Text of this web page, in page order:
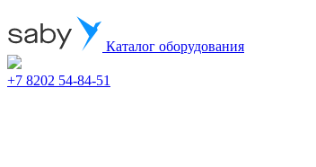
Каталог оборудования
+7 8202 54-84-51